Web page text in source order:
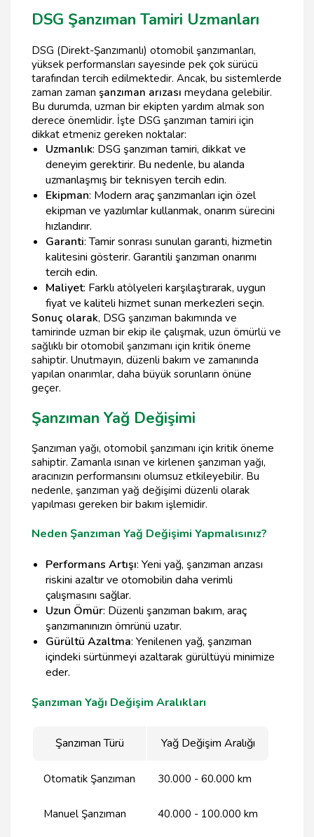
DSG Şanzıman Tamiri Uzmanları
DSG (Direkt-Şanzımanlı) otomobil şanzımanları,
yüksek performansları sayesinde pek çok sürücü
tarafından tercih edilmektedir. Ancak, bu sistemlerde
zaman zaman şanzıman arızası meydana gelebilir.
Bu durumda, uzman bir ekipten yardım almak son
derece önemlidir. İşte DSG şanzıman tamiri için
dikkat etmeniz gereken noktalar:
Uzmanlık: DSG şanzıman tamiri, dikkat ve
deneyim gerektirir. Bu nedenle, bu alanda
uzmanlaşmış bir teknisyen tercih edin.
Ekipman: Modern araç şanzımanları için özel
ekipman ve yazılımlar kullanmak, onarım sürecini
hızlandırır.
Garanti: Tamir sonrası sunulan garanti, hizmetin
kalitesini gösterir. Garantili şanzıman onarımı
tercih edin.
Maliyet: Farklı atölyeleri karşılaştırarak, uygun
fiyat ve kaliteli hizmet sunan merkezleri seçin.
Sonuç olarak, DSG şanzıman bakımında ve
tamirinde uzman bir ekip ile çalışmak, uzun ömürlü ve
sağlıklı bir otomobil şanzımanı için kritik öneme
sahiptir. Unutmayın, düzenli bakım ve zamanında
yapılan onarımlar, daha büyük sorunların önüne
geçer.
Şanzıman Yağ Değişimi
Şanzıman yağı, otomobil şanzımanı için kritik öneme
sahiptir. Zamanla ısınan ve kirlenen şanzıman yağı,
aracınızın performansını olumsuz etkileyebilir. Bu
nedenle, şanzıman yağ değişimi düzenli olarak
yapılması gereken bir bakım işlemidir.
Neden Şanzıman Yağ Değişimi Yapmalısınız?
Performans Artışı: Yeni yağ, şanzıman arızası
riskini azaltır ve otomobilin daha verimli
çalışmasını sağlar.
Uzun Ömür: Düzenli şanzıman bakım, araç
şanzımanınızın ömrünü uzatır.
Gürültü Azaltma: Yenilenen yağ, şanzıman
içindeki sürtünmeyi azaltarak gürültüyü minimize
eder.
Şanzıman Yağı Değişim Aralıkları
Şanzıman Türü Yağ Değişim Aralığı
Otomatik Şanzıman 30.000 - 60.000 km
Manuel Şanzıman 40.000 - 100.000 km